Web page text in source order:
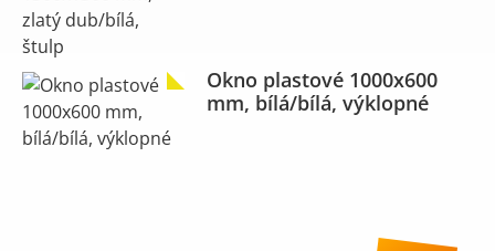
Okno plastové 1000x600
mm, bílá/bílá, výklopné